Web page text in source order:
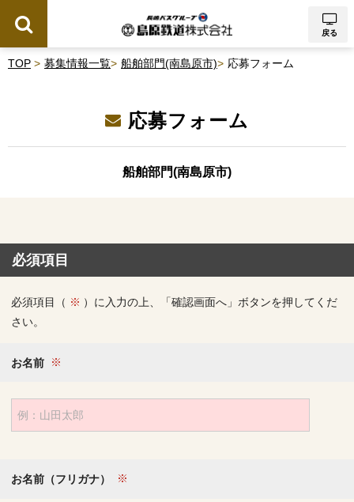
戻る
TOP 募集情報一覧 船舶部門(南島原市) 応募フォーム
応募フォーム
船舶部門(南島原市)
必須項目
必須項目（
）に入力の上、「確認画面へ」ボタンを押してくだ
さい。
お名前
お名前（フリガナ）